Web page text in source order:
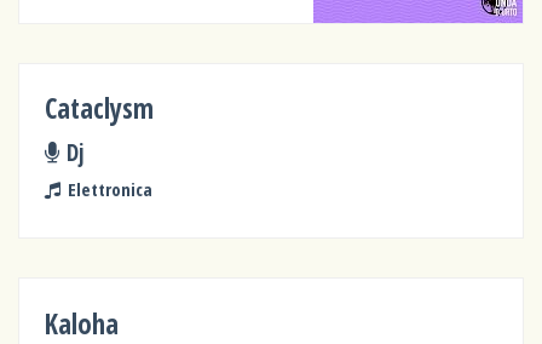
Cataclysm
Dj
Elettronica
Kaloha